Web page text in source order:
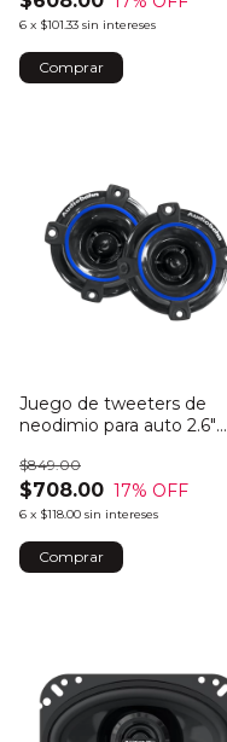
6 x $101.33 sin intereses
Juego de tweeters de
neodimio para auto 2.6"
$708.00
$849.00
17% OFF
6 x $118.00 sin intereses